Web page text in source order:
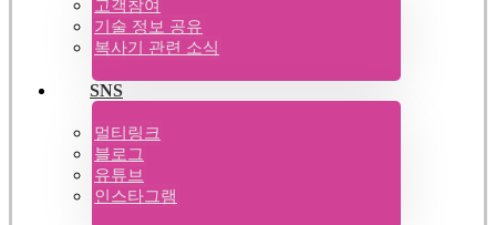
고객참여
기술 정보 공유
복사기 관련 소식
SNS
멀티링크
블로그
유튜브
인스타그램